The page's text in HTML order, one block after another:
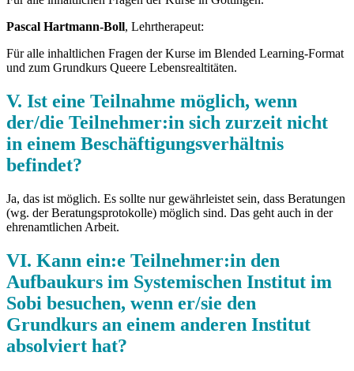
Pascal Hartmann-Boll, Lehrtherapeut:
Für alle inhaltlichen Fragen der Kurse im Blended Learning-Format
und zum Grundkurs Queere Lebensrealtitäten.
V. Ist eine Teilnahme möglich, wenn
der/die Teilnehmer:in sich zurzeit nicht
in einem Beschäftigungsverhältnis
befindet?
Ja, das ist möglich. Es sollte nur gewährleistet sein, dass Beratungen
(wg. der Beratungsprotokolle) möglich sind. Das geht auch in der
ehrenamtlichen Arbeit.
VI. Kann ein:e Teilnehmer:in den
Aufbaukurs im Systemischen Institut im
Sobi besuchen, wenn er/sie den
Grundkurs an einem anderen Institut
absolviert hat?